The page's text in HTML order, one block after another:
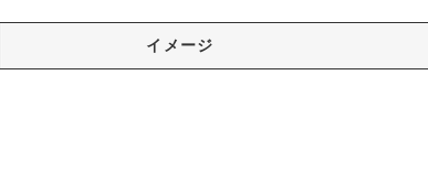
イメージ